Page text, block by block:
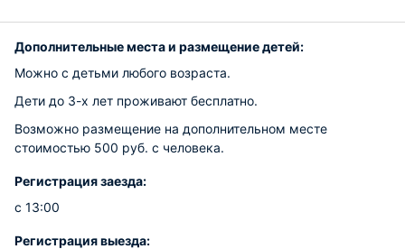
Дополнительные места и размещение детей:
Можно с детьми любого возраста.
Дети до 3-х лет проживают бесплатно.
Возможно размещение на дополнительном месте
стоимостью 500 руб. с человека.
Регистрация заезда:
с 13:00
Регистрация выезда: